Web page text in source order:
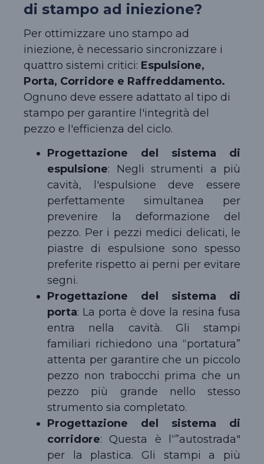
di stampo ad iniezione?
Per ottimizzare uno stampo ad
iniezione, è necessario sincronizzare i
quattro sistemi critici: Espulsione,
Porta, Corridore e Raffreddamento.
Ognuno deve essere adattato al tipo di
stampo per garantire l'integrità del
pezzo e l'efficienza del ciclo.
Progettazione del sistema di
espulsione: Negli strumenti a più
cavità, l'espulsione deve essere
perfettamente simultanea per
prevenire la deformazione del
pezzo. Per i pezzi medici delicati, le
piastre di espulsione sono spesso
preferite rispetto ai perni per evitare
segni.
Progettazione del sistema di
porta: La porta è dove la resina fusa
entra nella cavità. Gli stampi
familiari richiedono una “portatura”
attenta per garantire che un piccolo
pezzo non trabocchi prima che un
pezzo più grande nello stesso
strumento sia completato.
Progettazione del sistema di
corridore: Questa è l“”autostrada"
per la plastica. Gli stampi a più